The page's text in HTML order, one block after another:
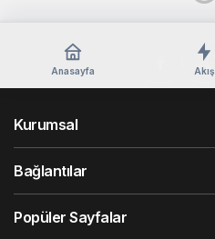
Anasayfa Akış
Kurumsal
Bağlantılar
Popüler Sayfalar